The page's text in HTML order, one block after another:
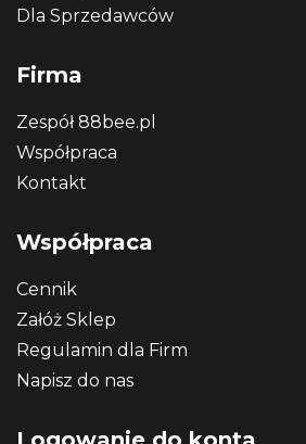
Dla Sprzedawców
Firma
Zespół 88bee.pl
Współpraca
Kontakt
Współpraca
Cennik
Załóż Sklep
Regulamin dla Firm
Napisz do nas